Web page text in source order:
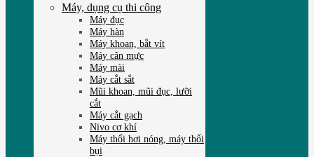
Máy, dụng cụ thi công
Máy đục
Máy hàn
Máy khoan, bắt vít
Máy cân mực
Máy mài
Máy cắt sắt
Mũi khoan, mũi đục, lưỡi
cắt
Máy cắt gạch
Nivo cơ khí
Máy thổi hơi nóng, máy thổi
bụi